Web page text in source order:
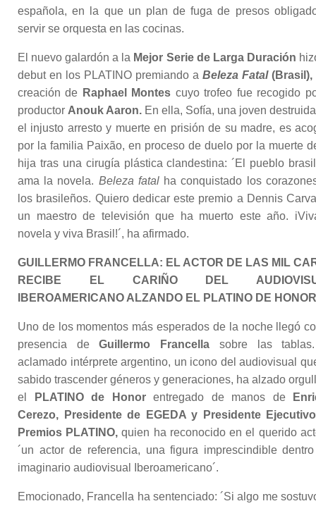
española, en la que un plan de fuga de presos
servir se orquesta en las cocinas.
El nuevo galardón a la Mejor Serie de Larga Duración
debut en los PLATINO premiando a Beleza Fatal(Brasil),
creación de Raphael Montes cuyo trofeo fue recogido
productor Anouk Aaron. En ella, Sofía, una joven
el injusto arresto y muerte en prisión de su madre, es
por la familia Paixão, en proceso de duelo por la muerte
hija tras una cirugía plástica clandestina: ´El pueblo
ama la novela. Beleza fatalha conquistado los
los brasileños. Quiero dedicar este premio a Dennis
un maestro de televisión que ha muerto este año.
novela y viva Brasil!´, ha afirmado.
GUILLERMO FRANCELLA: EL ACTOR DE LAS MIL
RECIBE EL CARIÑO DEL
IBEROAMERICANO ALZANDO EL PLATINO DE HONOR
Uno de los momentos más esperados de la noche llegó
presencia deGuillermo Francella sobre las
aclamado intérprete argentino, un icono del audiovisual
sabido trascender géneros y generaciones, ha alzado
el
PLATINO de Honorentregado de manos de
Cerezo, Presidente de EGEDA y Presidente
Premios PLATINO, quien ha reconocido en el querido
´un actor de referencia, una figura imprescindible
imaginario audiovisual Iberoamericano´.
Emocionado, Francella ha sentenciado: ´Si algo me